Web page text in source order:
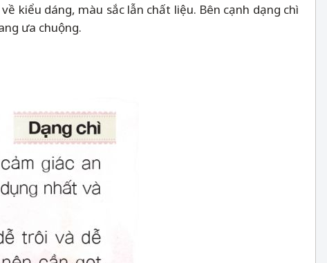
kiểu dáng, màu sắc lẫn chất liệu. Bên cạnh dạng chì
ưa chuộng.